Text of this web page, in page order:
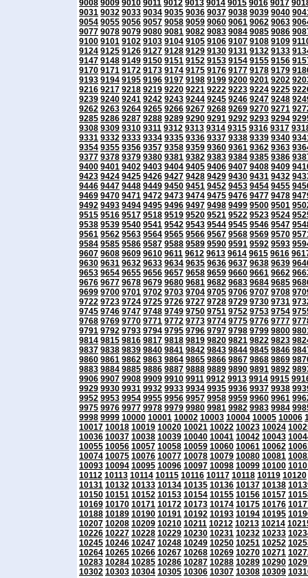
9008 9009 9010 9011 9012 9013 9014 9015 9016 9017
9031 9032 9033 9034 9035 9036 9037 9038 9039 9040
9054 9055 9056 9057 9058 9059 9060 9061 9062 9063
9077 9078 9079 9080 9081 9082 9083 9084 9085 9086
9100 9101 9102 9103 9104 9105 9106 9107 9108 9109
9124 9125 9126 9127 9128 9129 9130 9131 9132 9133
9147 9148 9149 9150 9151 9152 9153 9154 9155 9156
9170 9171 9172 9173 9174 9175 9176 9177 9178 9179
9193 9194 9195 9196 9197 9198 9199 9200 9201 9202
9216 9217 9218 9219 9220 9221 9222 9223 9224 9225
9239 9240 9241 9242 9243 9244 9245 9246 9247 9248
9262 9263 9264 9265 9266 9267 9268 9269 9270 9271
9285 9286 9287 9288 9289 9290 9291 9292 9293 9294
9308 9309 9310 9311 9312 9313 9314 9315 9316 9317
9331 9332 9333 9334 9335 9336 9337 9338 9339 9340
9354 9355 9356 9357 9358 9359 9360 9361 9362 9363
9377 9378 9379 9380 9381 9382 9383 9384 9385 9386
9400 9401 9402 9403 9404 9405 9406 9407 9408 9409
9423 9424 9425 9426 9427 9428 9429 9430 9431 9432
9446 9447 9448 9449 9450 9451 9452 9453 9454 9455
9469 9470 9471 9472 9473 9474 9475 9476 9477 9478
9492 9493 9494 9495 9496 9497 9498 9499 9500 9501
9515 9516 9517 9518 9519 9520 9521 9522 9523 9524
9538 9539 9540 9541 9542 9543 9544 9545 9546 9547
9561 9562 9563 9564 9565 9566 9567 9568 9569 9570
9584 9585 9586 9587 9588 9589 9590 9591 9592 9593
9607 9608 9609 9610 9611 9612 9613 9614 9615 9616
9630 9631 9632 9633 9634 9635 9636 9637 9638 9639
9653 9654 9655 9656 9657 9658 9659 9660 9661 9662
9676 9677 9678 9679 9680 9681 9682 9683 9684 9685
9699 9700 9701 9702 9703 9704 9705 9706 9707 9708
9722 9723 9724 9725 9726 9727 9728 9729 9730 9731
9745 9746 9747 9748 9749 9750 9751 9752 9753 9754
9768 9769 9770 9771 9772 9773 9774 9775 9776 9777
9791 9792 9793 9794 9795 9796 9797 9798 9799 9800
9814 9815 9816 9817 9818 9819 9820 9821 9822 9823
9837 9838 9839 9840 9841 9842 9843 9844 9845 9846
9860 9861 9862 9863 9864 9865 9866 9867 9868 9869
9883 9884 9885 9886 9887 9888 9889 9890 9891 9892
9906 9907 9908 9909 9910 9911 9912 9913 9914 9915
9929 9930 9931 9932 9933 9934 9935 9936 9937 9938
9952 9953 9954 9955 9956 9957 9958 9959 9960 9961
9975 9976 9977 9978 9979 9980 9981 9982 9983 9984
9998 9999 10000 10001 10002 10003 10004 10005 10006
10017 10018 10019 10020 10021 10022 10023 10024
10036 10037 10038 10039 10040 10041 10042 10043
10055 10056 10057 10058 10059 10060 10061 10062
10074 10075 10076 10077 10078 10079 10080 10081
10093 10094 10095 10096 10097 10098 10099 10100
10112 10113 10114 10115 10116 10117 10118 10119 10120
10131 10132 10133 10134 10135 10136 10137 10138
10150 10151 10152 10153 10154 10155 10156 10157
10169 10170 10171 10172 10173 10174 10175 10176
10188 10189 10190 10191 10192 10193 10194 10195
10207 10208 10209 10210 10211 10212 10213 10214
10226 10227 10228 10229 10230 10231 10232 10233
10245 10246 10247 10248 10249 10250 10251 10252
10264 10265 10266 10267 10268 10269 10270 10271
10283 10284 10285 10286 10287 10288 10289 10290
10302 10303 10304 10305 10306 10307 10308 10309